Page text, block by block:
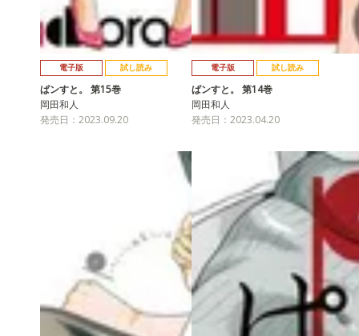
電子版 試し読み
ぱンすと。 第15巻
岡田和人
発売日：2023.09.20
電子版 試し読み
ぱンすと。 第14巻
岡田和人
発売日：2023.04.20